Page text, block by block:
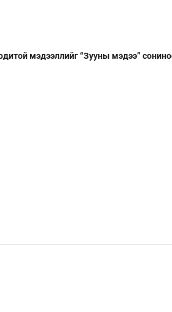
мэдээллийг “Зууны мэдээ”